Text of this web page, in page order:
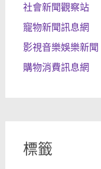
社會新聞觀察站
寵物新聞訊息網
影視音樂娛樂新聞
購物消費訊息網
標籤